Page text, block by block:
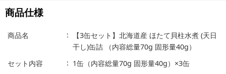
商品仕様
商品名
【3缶セット】北海道産 ほたて貝柱水煮 (天日
干し)缶詰 （内容総量70g 固形量40g）
セット内容
1缶（内容総量70g 固形量40g）×3缶